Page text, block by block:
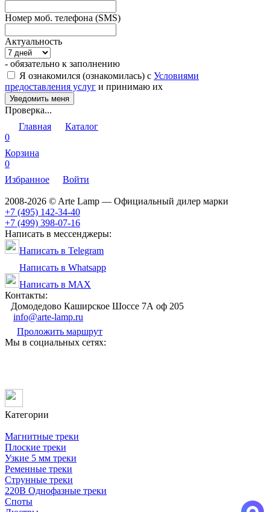
Номер моб. телефона (SMS)
Актуальность
- обязательно к заполнению
Я ознакомился (ознакомилась) с Условиями
предоставления услуг и принимаю их
Проверка...
Главная
Каталог
0
Корзина
0
Избранное
Войти
2008-2026 © Arte Lamp — Официальный дилер марки
+7 (495) 142-34-40
+7 (499) 398-07-16
Написать в мессенджеры:
Написать в Telegram
Написать в Whatsapp
Написать в MAX
Контакты:
Домодедово Каширское Шоссе 7А оф 205
info@arte-lamp.ru
Проложить маршрут
Мы в социальных сетях:
Категории
Магнитные треки
Плоские треки
Узкие 5 мм треки
Ременные треки
Струнные треки
220В Однофазные треки
Споты